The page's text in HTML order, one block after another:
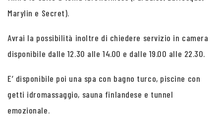
Marylin e Secret).
Avrai la possibilità inoltre di chiedere servizio in camera
disponibile dalle 12.30 alle 14.00 e dalle 19.00 alle 22.30.
E’ disponibile poi una spa con bagno turco, piscine con
getti idromassaggio, sauna finlandese e tunnel
emozionale.